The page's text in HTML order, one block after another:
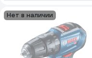
Нет в наличии